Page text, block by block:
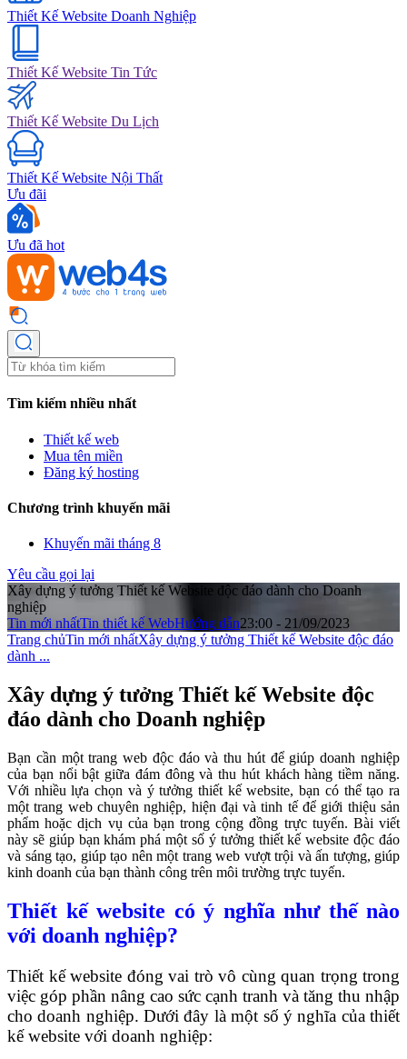
Thiết Kế Website Doanh Nghiệp
Thiết Kế Website Tin Tức
Thiết Kế Website Du Lịch
Thiết Kế Website Nội Thất
Ưu đãi
Ưu đã hot
Tìm kiếm nhiều nhất
Thiết kế web
Mua tên miền
Đăng ký hosting
Chương trình khuyến mãi
Khuyến mãi tháng 8
Yêu cầu gọi lại
Xây dựng ý tưởng Thiết kế Website độc đáo dành cho Doanh
nghiệp
Tin mới nhấtTin thiết kế WebHướng dẫn23:00 - 21/09/2023
Trang chủTin mới nhấtXây dựng ý tưởng Thiết kế Website độc đáo
dành ...
Xây dựng ý tưởng Thiết kế Website độc
đáo dành cho Doanh nghiệp
Bạn cần một trang web độc đáo và thu hút để giúp doanh nghiệp
của bạn nổi bật giữa đám đông và thu hút khách hàng tiềm năng.
Với nhiều lựa chọn và ý tưởng thiết kế website, bạn có thể tạo ra
một trang web chuyên nghiệp, hiện đại và tinh tế để giới thiệu sản
phẩm hoặc dịch vụ của bạn trong cộng đồng trực tuyến. Bài viết
này sẽ giúp bạn khám phá một số ý tưởng thiết kế website độc đáo
và sáng tạo, giúp tạo nên một trang web vượt trội và ấn tượng, giúp
kinh doanh của bạn thành công trên môi trường trực tuyến.
Thiết kế website có ý nghĩa như thế nào
với doanh nghiệp?
Thiết kế website đóng vai trò vô cùng quan trọng trong
việc góp phần nâng cao sức cạnh tranh và tăng thu nhập
cho doanh nghiệp. Dưới đây là một số ý nghĩa của thiết
kế website với doanh nghiệp: